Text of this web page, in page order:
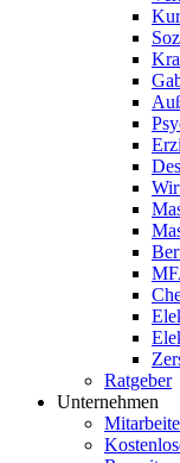
Ratgeber
Unternehmen